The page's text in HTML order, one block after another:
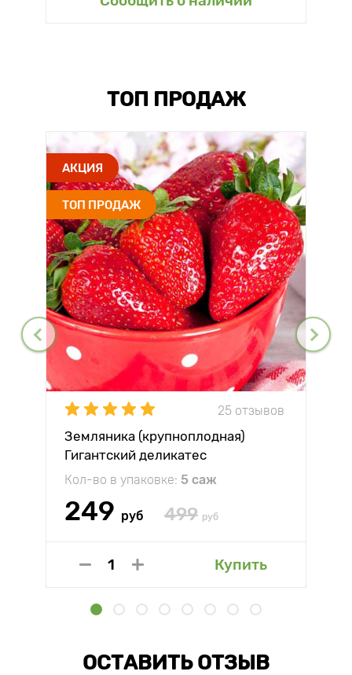
ТОП ПРОДАЖ
АКЦИЯ
ТОП ПРОДАЖ
25 отзывов
Земляника (крупноплодная)
Гигантский деликатес
Кол-во в упаковке: 5 саж
249 руб 499 руб
Купить
ОСТАВИТЬ ОТЗЫВ